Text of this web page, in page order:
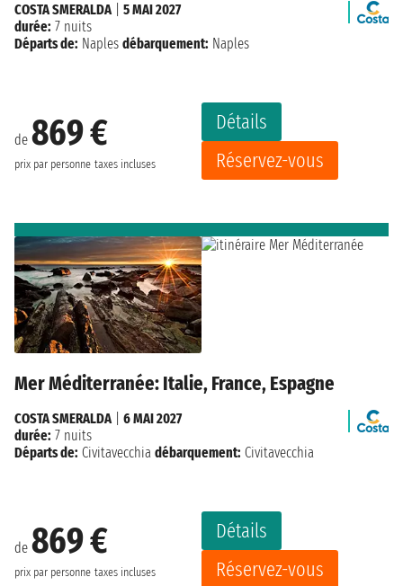
de 869 €
prix par personne taxes incluses
Détails
Réservez-vous
COSTA SMERALDA| 5 MAI 2027
durée: 7 nuits
Départs de: Naples débarquement: Naples
Mer Méditerranée: Italie, France, Espagne
de 869 €
prix par personne taxes incluses
Détails
Réservez-vous
COSTA SMERALDA| 6 MAI 2027
durée: 7 nuits
Départs de: Civitavecchia débarquement: Civitavecchia